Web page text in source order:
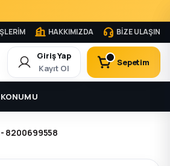
HAKKIMIZDA BİZE ULAŞIN
Giriş Yap
Kayıt Ol
Sepetim
8200699558